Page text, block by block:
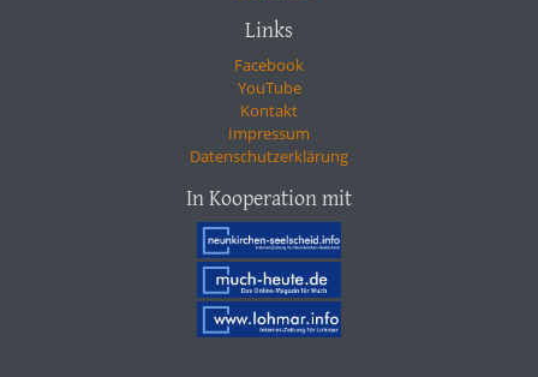
Links
Facebook
YouTube
Kontakt
Impressum
Datenschutzerklärung
In Kooperation mit